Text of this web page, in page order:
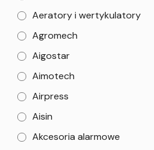
Aeratory i wertykulatory
Agromech
Aigostar
Aimotech
Airpress
Aisin
Akcesoria alarmowe